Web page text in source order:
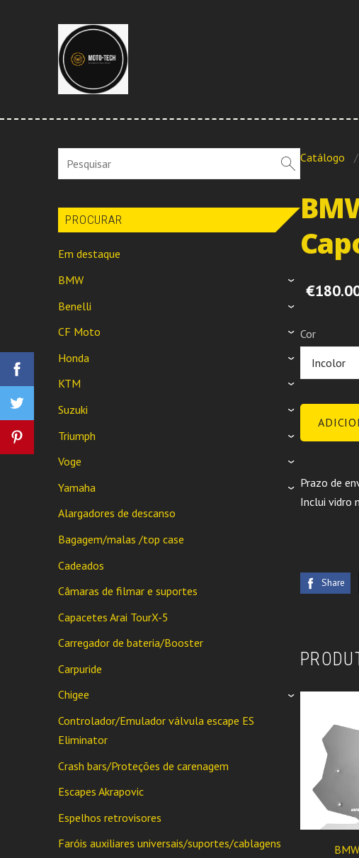
PROCURAR
Em destaque
BMW
›
Benelli ›
CF Moto ›
Honda ›
KTM ›
Suzuki ›
Triumph ›
Voge ›
Yamaha ›
Alargadores de descanso
Bagagem/malas /top case
Cadeados
Câmaras de filmar e suportes
Capacetes Arai TourX-5
Carregador de bateria/Booster
Carpuride
Chigee
›
Controlador/Emulador válvula escape ES
Eliminator
Crash bars/Proteções de carenagem
Escapes Akrapovic
Espelhos retrovisores
Faróis auxiliares universais/suportes/cablagens
Catálogo
Cor
Prazo de
Inclui vidro
Share